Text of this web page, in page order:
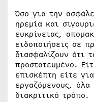
Όσο για την
ηρεμία και
ευκρίνειας,
ειδοποιήσεις σε
διασφαλίζουν ότι
προστατευμένο.
επισκέπτη είτε
εργαζόμενους,
διακριτικό τρόπο.